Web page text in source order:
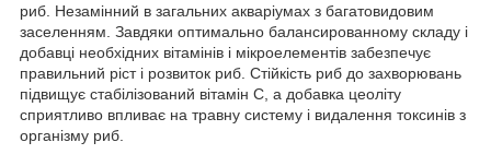
риб. Незамінний в загальних акваріумах з багатовидовим
заселенням. Завдяки оптимально балансированному складу і
добавці необхідних вітамінів і мікроелементів забезпечує
правильний ріст і розвиток риб. Стійкість риб до захворювань
підвищує стабілізований вітамін С, а добавка цеоліту
сприятливо впливає на травну систему і видалення токсинів з
організму риб.